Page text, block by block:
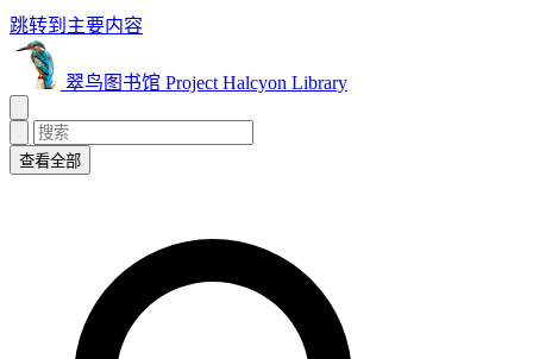
跳转到主要内容
翠鸟图书馆 Project Halcyon Library
查看全部